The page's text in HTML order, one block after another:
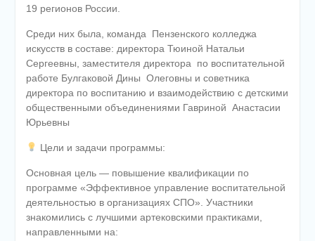
19 регионов России.
Среди них была, команда
Пензенского колледжа
искусств в составе: директора Тюиной Натальи
Сергеевны, заместителя директора
по воспитательной
работе Булгаковой Дины Олеговны и советника
директора по воспитанию и взаимодействию с детскими
общественными объединениями Гавриной Анастасии
Юрьевны
Цели и задачи программы:
Основная цель — повышение квалификации по
программе «Эффективное управление воспитательной
деятельностью в организациях СПО». Участники
знакомились с лучшими артековскими практиками,
направленными на: